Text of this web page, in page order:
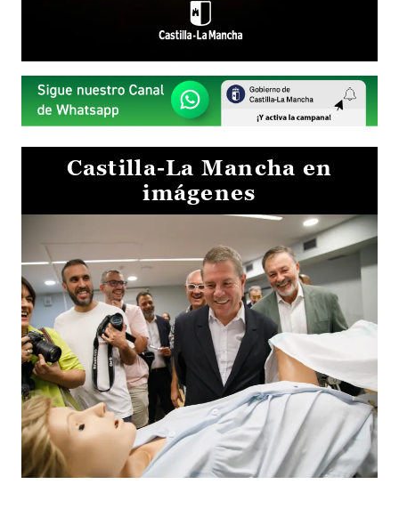
Castilla-La Mancha en
imágenes